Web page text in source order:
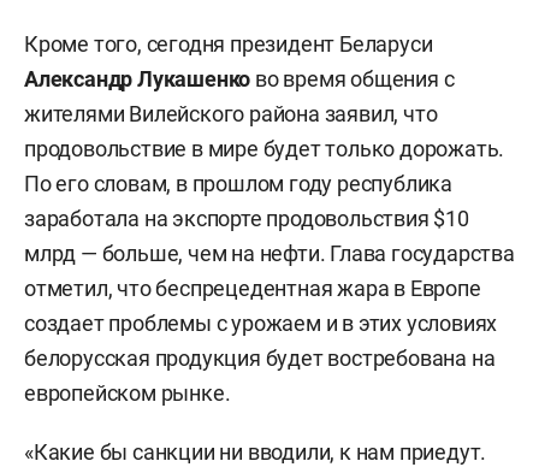
Кроме того, сегодня президент Беларуси
Александр Лукашенко во время общения с
жителями Вилейского района заявил, что
продовольствие в мире будет только дорожать.
По его словам, в прошлом году республика
заработала на экспорте продовольствия $10
млрд — больше, чем на нефти. Глава государства
отметил, что беспрецедентная жара в Европе
создает проблемы с урожаем и в этих условиях
белорусская продукция будет востребована на
европейском рынке.
«Какие бы санкции ни вводили, к нам приедут.